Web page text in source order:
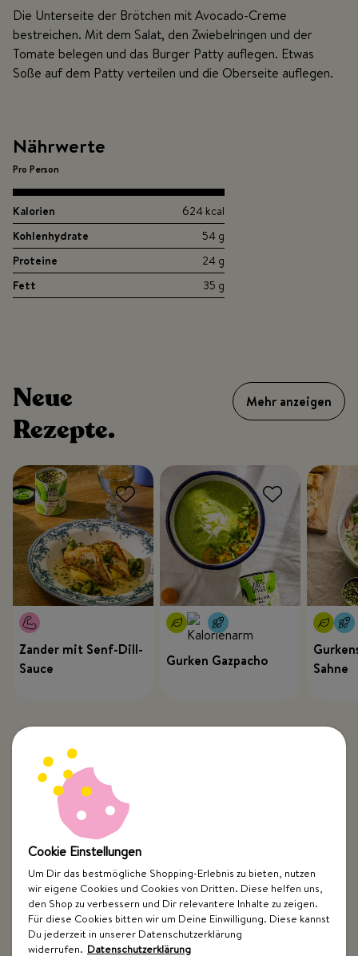
Die Unterseite der Brötchen mit Avocado-Creme
bestreichen. Mit dem Salat, den Zwiebelringen und der
Tomate belegen und das Burger Patty auflegen. Etwas
Soße auf dem Patty verteilen und die Oberseite auflegen.
Nährwerte
Pro Person
Kalorien
624 kcal
Kohlenhydrate
54 g
Proteine
24 g
Fett
35 g
Neue
Rezepte.
Mehr anzeigen
Zander mit Senf-Dill-
Sauce
Gurken Gazpacho
Sahne
Top Kategorien
Just Spices
Cookie Einstellungen
Um Dir das bestmögliche Shopping-Erlebnis zu bieten, nutzen
wir eigene Cookies und Cookies von Dritten. Diese helfen uns,
den Shop zu verbessern und Dir relevantere Inhalte zu zeigen.
Für diese Cookies bitten wir um Deine Einwilligung. Diese kannst
Du jederzeit in unserer Datenschutzerklärung
widerrufen. Datenschutzerklärung